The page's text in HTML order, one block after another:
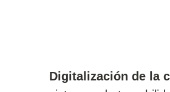
Digitalización de la